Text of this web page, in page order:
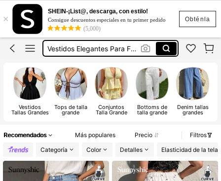
Obténla
×
SHEIN-¡List@, descarga, con estilo!
Consigue descuentos especiales en tu primer pedido
(5,000)
Vestidos Curvy
Blusas Curvy Mujer
Trajes De Baño Mujer Curvy
Vestidos Curvy
Vestidos
Tallas Grandes
Tops de talla
grande
Conjuntos
Talla Grande
Bottoms de
talla grande
Denim tallas
grandes
Recomendados Más populares Precio
Filtros
Categoría
Color Detalles Elasticidad de la tela